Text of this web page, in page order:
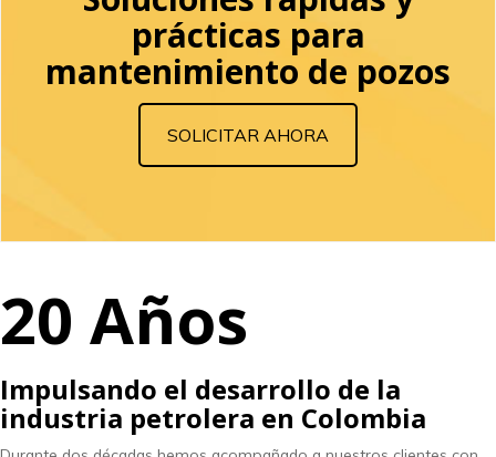
prácticas para
mantenimiento de pozos
SOLICITAR AHORA
20 Años
Impulsando el desarrollo de la
industria petrolera en Colombia